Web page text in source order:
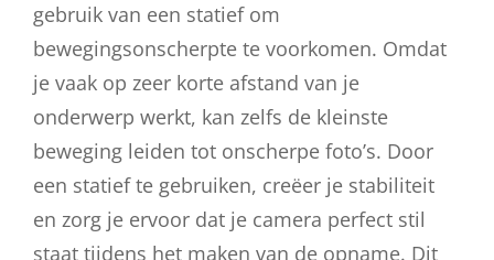
gebruik van een statief om
bewegingsonscherpte te voorkomen. Omdat
je vaak op zeer korte afstand van je
onderwerp werkt, kan zelfs de kleinste
beweging leiden tot onscherpe foto’s. Door
een statief te gebruiken, creëer je stabiliteit
en zorg je ervoor dat je camera perfect stil
staat tijdens het maken van de opname. Dit